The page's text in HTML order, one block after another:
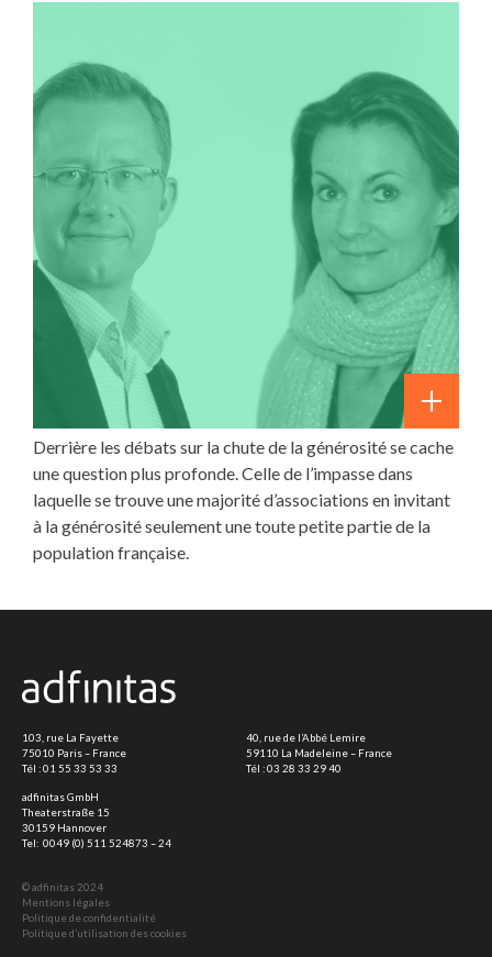
Derrière les débats sur la chute de la générosité se cache
une question plus profonde. Celle de l’impasse dans
laquelle se trouve une majorité d’associations en invitant
à la générosité seulement une toute petite partie de la
population française.
103, rue La Fayette
75010 Paris – France
Tél :01 55 33 53 33
40, rue de l’Abbé Lemire
59110 La Madeleine – France
Tél :03 28 33 29 40
adfinitas GmbH
Theaterstraße 15
30159 Hannover
Tel: 0049 (0) 511 524873 – 24
© adfinitas 2024
Mentions légales
Politique de confidentialité
Politique d’utilisation des cookies